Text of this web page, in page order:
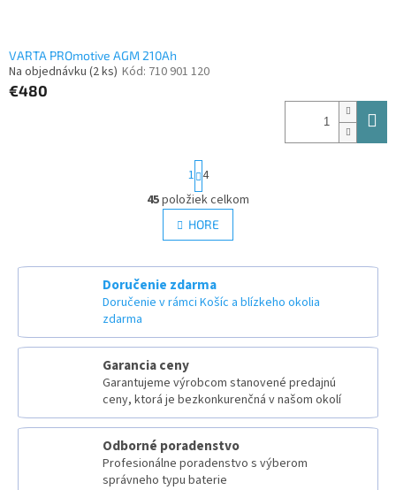
VARTA PROmotive AGM 210Ah
Na objednávku (2 ks) Kód: 710 901 120
€480
O
v
l
a
c
e
r
v
k
y
v
ý
p
S
t
r
á
n
k
v
a
n
1 4
45položiek celkom
HORE
Doručenie zdarma
Doručenie v rámci Košíc a blízkeho okolia
zdarma
Garancia ceny
Garantujeme výrobcom stanovené predajnú
ceny, ktorá je bezkonkurenčná v našom okolí
Odborné poradenstvo
Profesionálne poradenstvo s výberom
správneho typu baterie